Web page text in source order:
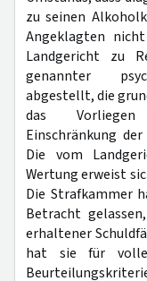
zu seinen
Angeklagten
Landgericht zu
genannter
abgestellt, die
das
Einschränkung
Die vom
Wertung erweist
Die Strafkammer
Betracht
erhaltener
hat sie für volle